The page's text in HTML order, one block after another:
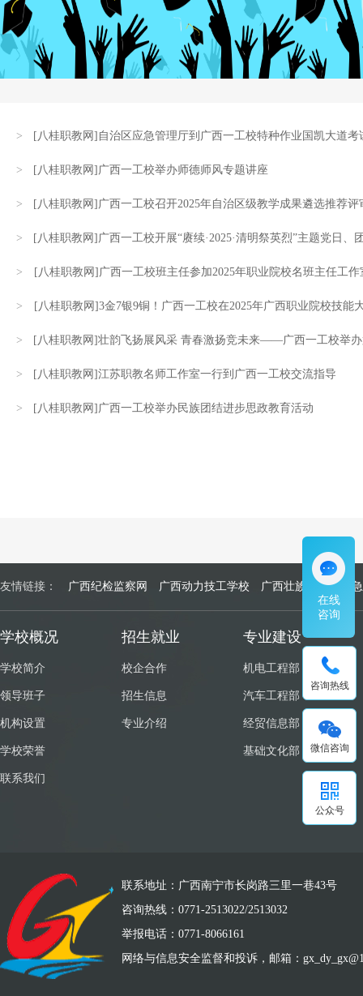
> [八桂职教网]自治区应急管理厅到广西一工校特种作业国凯大道考
> [八桂职教网]广西一工校举办师德师风专题讲座
> [八桂职教网]广西一工校召开2025年自治区级教学成果遴选推荐评
> [八桂职教网]广西一工校开展“赓续·2025·清明祭英烈”主题党日、
> [八桂职教网]广西一工校班主任参加2025年职业院校名班主任工
> [八桂职教网]3金7银9铜！广西一工校在2025年广西职业院校技能
> [八桂职教网]壮韵飞扬展风采 青春激扬竞未来——广西一工校举
> [八桂职教网]江苏职教名师工作室一行到广西一工校交流指导
> [八桂职教网]广西一工校举办民族团结进步思政教育活动
友情链接： 广西纪检监察网 广西动力技工学校 广西壮族自治区应
学校概况
学校简介
领导班子
机构设置
学校荣誉
联系我们
招生就业
校企合作
招生信息
专业介绍
专业建设
机电工程部
汽车工程部
经贸信息部
基础文化部
联系地址：广西南宁市长岗路三里一巷43号
咨询热线：0771-2513022/2513032
举报电话：0771-8066161
网络与信息安全监督和投诉，邮箱：
在线
咨询
咨询热线
微信咨询
公众号